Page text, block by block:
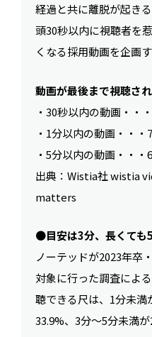
経過と共に離脱が起き
頭30秒以内に視聴者を
くなる採用動画を企画
動画が最後まで視聴さ
・30秒以内の動画・・
・1分以内の動画・・・
・5分以内の動画・・・
出典：Wistia社 wistia
matters
●目安は3分、長くても
ノーテッドが2023年卒
対象に行った調査によ
聴できる尺は、1分未満
33.9%、3分〜5分未満